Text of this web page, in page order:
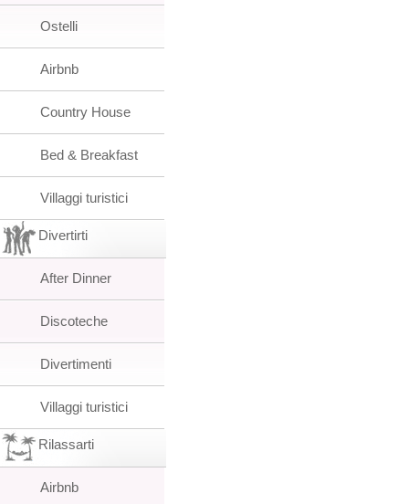
Ostelli
Airbnb
Country House
Bed & Breakfast
Villaggi turistici
Divertirti
After Dinner
Discoteche
Divertimenti
Villaggi turistici
Rilassarti
Airbnb